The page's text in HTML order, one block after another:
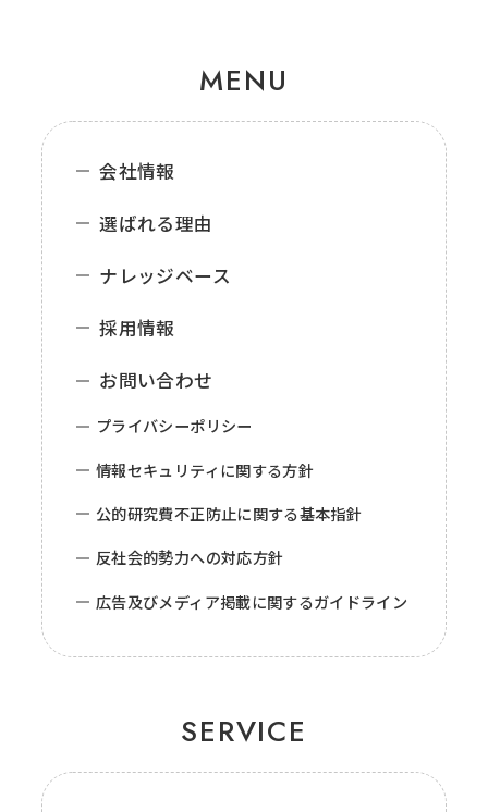
MENU
会社情報
選ばれる理由
ナレッジベース
採用情報
お問い合わせ
プライバシーポリシー
情報セキュリティに関する方針
公的研究費不正防止に関する基本指針
反社会的勢力への対応方針
広告及びメディア掲載に関するガイドライン
SERVICE